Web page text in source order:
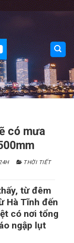
có mưa
THỜI TIẾT
từ đêm
Hà Tĩnh đến
có nơi tổng
ngập lụt